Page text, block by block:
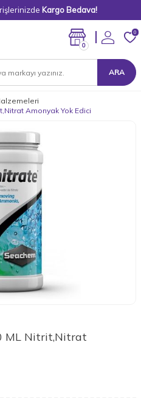
Kargo Bedava!
ARA
0
0
Amonyak Yok Edici
ML Nitrit,Nitrat